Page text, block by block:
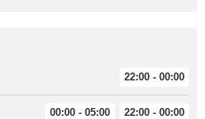
22:00 - 00:00
00:00 - 05:00 22:00 - 00:00